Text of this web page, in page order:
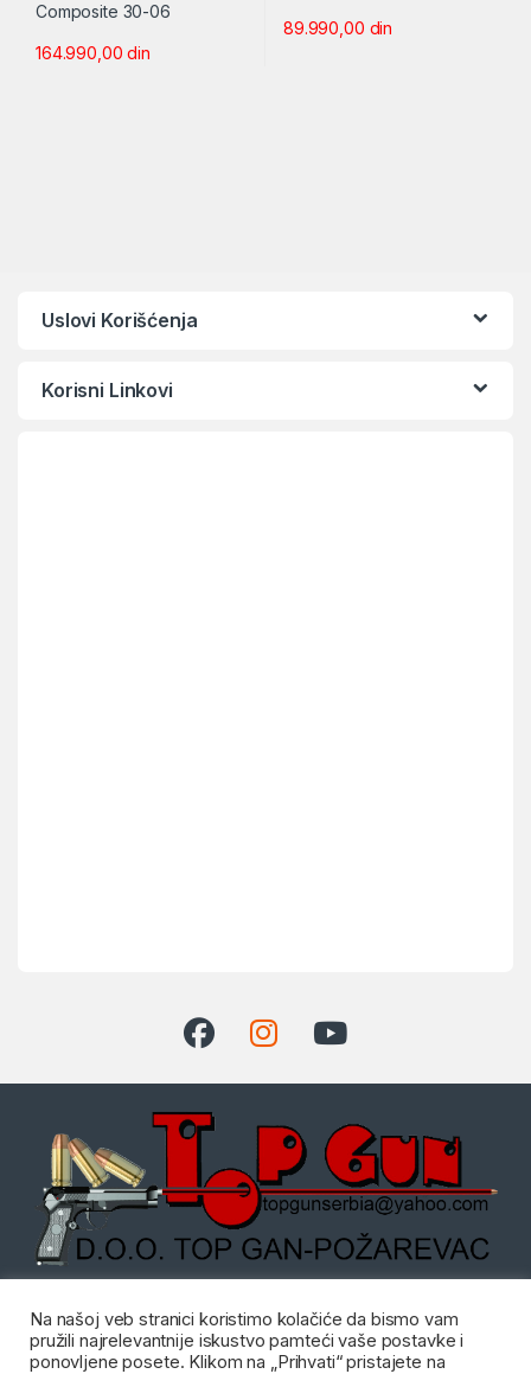
164.990,00din
89.990,00 din
Uslovi Korišćenja
Korisni Linkovi
Dostupni radnim danom od:
08:00 do 20:00 i Subotom od
08:00 do 14:00
Na našoj veb stranici koristimo kolačiće da bismo vam
pružili najrelevantnije iskustvo pamteći vaše postavke i
ponovljene posete. Klikom na „Prihvati“ pristajete na